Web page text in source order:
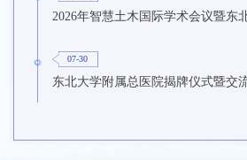
07-30
东北大学附属总医院揭牌仪式暨交